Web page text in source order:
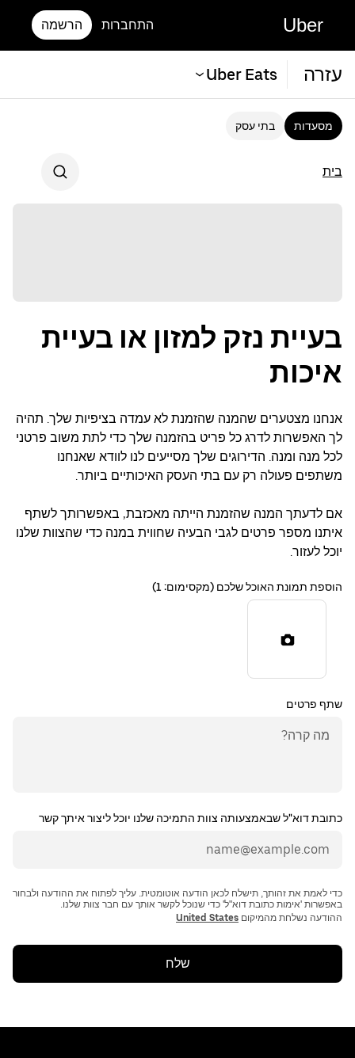
Uber התחברות הרשמה
עזרה Uber Eats
מסעדות בתי עסק
בית
בעיית נזק למזון או בעיית
איכות
אנחנו מצטערים שהמנה שהזמנת לא עמדה בציפיות שלך. תהיה
לך האפשרות לדרג כל פריט בהזמנה שלך כדי לתת משוב פרטני
לכל מנה ומנה. הדירוגים שלך מסייעים לנו לוודא שאנחנו
משתפים פעולה רק עם בתי העסק האיכותיים ביותר.
אם לדעתך המנה שהזמנת הייתה מאכזבת, באפשרותך לשתף
איתנו מספר פרטים לגבי הבעיה שחווית במנה כדי שהצוות שלנו
יוכל לעזור.
הוספת תמונת האוכל שלכם (מקסימום: 1)
שתף פרטים
כתובת דוא"ל שבאמצעותה צוות התמיכה שלנו יוכל ליצור איתך קשר
כדי לאמת את זהותך, תישלח לכאן הודעה אוטומטית. עליך לפתוח את ההודעה ולבחור
ההודעה נשלחת מהמיקום United States
שלח